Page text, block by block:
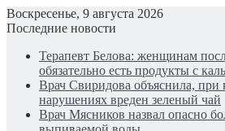
Воскресенье, 9 августа 2026
Последние новости
Терапевт Белова: женщинам
обязательно есть продукты с
Врач Свиридова объяснила, при
нарушениях вреден зеленый чай
Врач Мясников назвал опасно